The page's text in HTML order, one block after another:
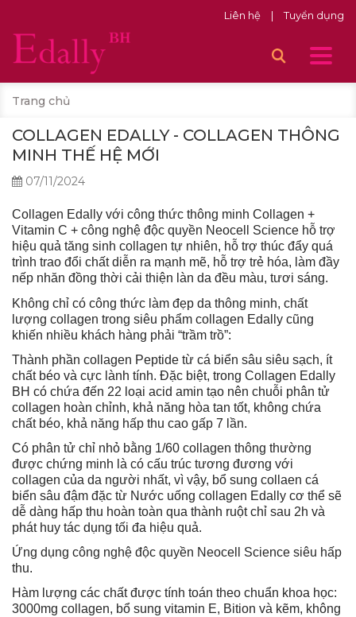
Liên hệ | Tuyển dụng
Trang chủ
COLLAGEN EDALLY - COLLAGEN THÔNG
MINH THẾ HỆ MỚI
07/11/2024
Collagen Edally với công thức thông minh Collagen +
Vitamin C + công nghệ độc quyền Neocell Science hỗ trợ
hiệu quả tăng sinh collagen tự nhiên, hỗ trợ thúc đẩy quá
trình trao đổi chất diễn ra mạnh mẽ, hỗ trợ trẻ hóa, làm đầy
nếp nhăn đồng thời cải thiện làn da đều màu, tươi sáng.
Không chỉ có công thức làm đẹp da thông minh, chất
lượng collagen trong siêu phẩm collagen Edally cũng
khiến nhiều khách hàng phải “trầm trồ”:
Thành phần collagen Peptide từ cá biển sâu siêu sạch, ít
chất béo và cực lành tính. Đặc biệt, trong Collagen Edally
BH có chứa đến 22 loại acid amin tạo nên chuỗi phân tử
collagen hoàn chỉnh, khả năng hòa tan tốt, không chứa
chất béo, khả năng hấp thu cao gấp 7 lần.
Có phân tử chỉ nhỏ bằng 1/60 collagen thông thường
được chứng minh là có cấu trúc tương đương với
collagen của da người nhất, vì vậy, bổ sung collaen cá
biển sâu đậm đặc từ Nước uống collagen Edally cơ thể sẽ
dễ dàng hấp thu hoàn toàn qua thành ruột chỉ sau 2h và
phát huy tác dụng tối đa hiệu quả.
Ứng dụng công nghệ độc quyền Neocell Science siêu hấp
thu.
Hàm lượng các chất được tính toán theo chuẩn khoa học:
3000mg collagen, bổ sung vitamin E, Bition và kẽm, không